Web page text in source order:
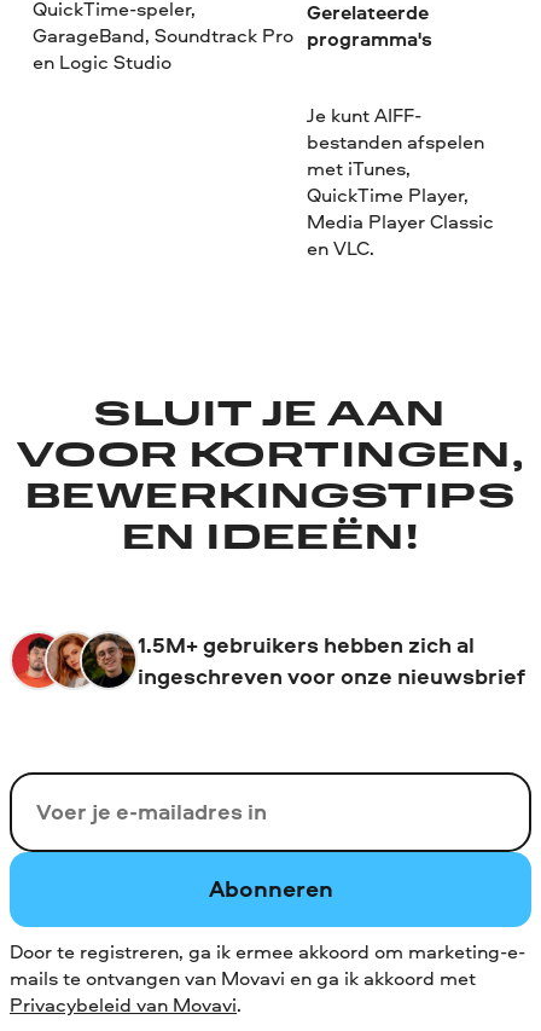
QuickTime-speler,
GarageBand, Soundtrack Pro
en Logic Studio
Gerelateerde
programma's
Je kunt AIFF-
bestanden afspelen
met iTunes,
QuickTime Player,
Media Player Classic
en VLC.
SLUIT JE AAN
VOOR KORTINGEN,
BEWERKINGSTIPS
EN IDEEËN!
1.5M+ gebruikers hebben zich al
ingeschreven voor onze nieuwsbrief
Uw e-mail
Abonneren
Door te registreren, ga ik ermee akkoord om marketing-e-
mails te ontvangen van Movavi en ga ik akkoord met
Privacybeleid van Movavi.